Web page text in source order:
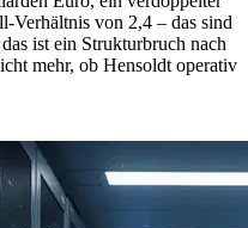
Verhältnis von 2,4 – das sind
ist ein Strukturbruch nach
mehr, ob Hensoldt operativ